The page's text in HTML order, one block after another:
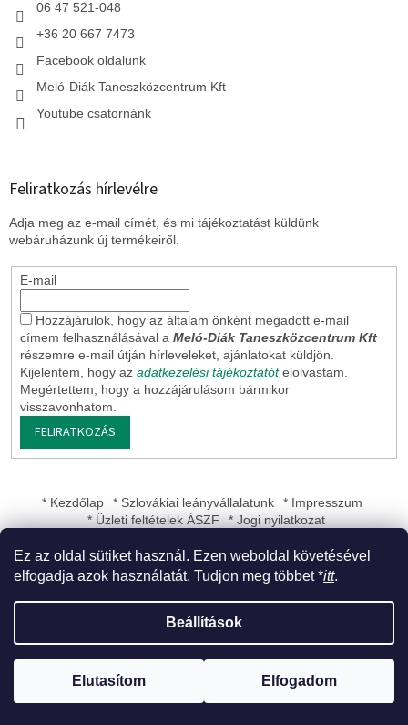
Ez az oldal sütiket használ. Ezen weboldal követésével
elfogadja azok használatát. Tudjon meg többet *itt.
Beállítások
Elutasítom Elfogadom
06 47 521-048
+36 20 667 7473
Facebook oldalunk
Meló-Diák Taneszközcentrum Kft
Youtube csatornánk
Feliratkozás hírlevélre
Adja meg az e-mail címét, és mi tájékoztatást küldünk
webáruházunk új termékeiről.
E-mail
Hozzájárulok, hogy az általam önként megadott e-mail
címem felhasználásával a Meló-Diák Taneszközcentrum Kft
részemre e-mail útján hírleveleket, ajánlatokat küldjön.
Kijelentem, hogy az adatkezelési tájékoztatót elolvastam.
Megértettem, hogy a hozzájárulásom bármikor
visszavonhatom.
FELIRATKOZÁS
* Kezdőlap * Szlovákiai leányvállalatunk
* Impresszum
* Üzleti feltételek ÁSZF
* Jogi nyilatkozat
Meló-Diák Taneszközcentrum Kft
fenntartva.
Süti beállítások szerkesztése